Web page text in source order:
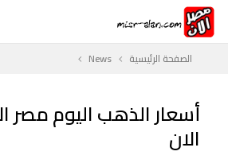
الصفحة الرئيسية News
أسعار الذهب اليوم مصر
الان